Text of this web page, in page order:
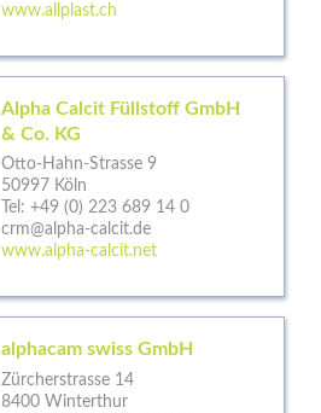
www.allplast.ch
Alpha Calcit Füllstoff GmbH
& Co. KG
Otto-Hahn-Strasse 9
50997 Köln
Tel: +49 (0) 223 689 14 0
crm@alpha-calcit.de
www.alpha-calcit.net
alphacam swiss GmbH
Zürcherstrasse 14
8400 Winterthur